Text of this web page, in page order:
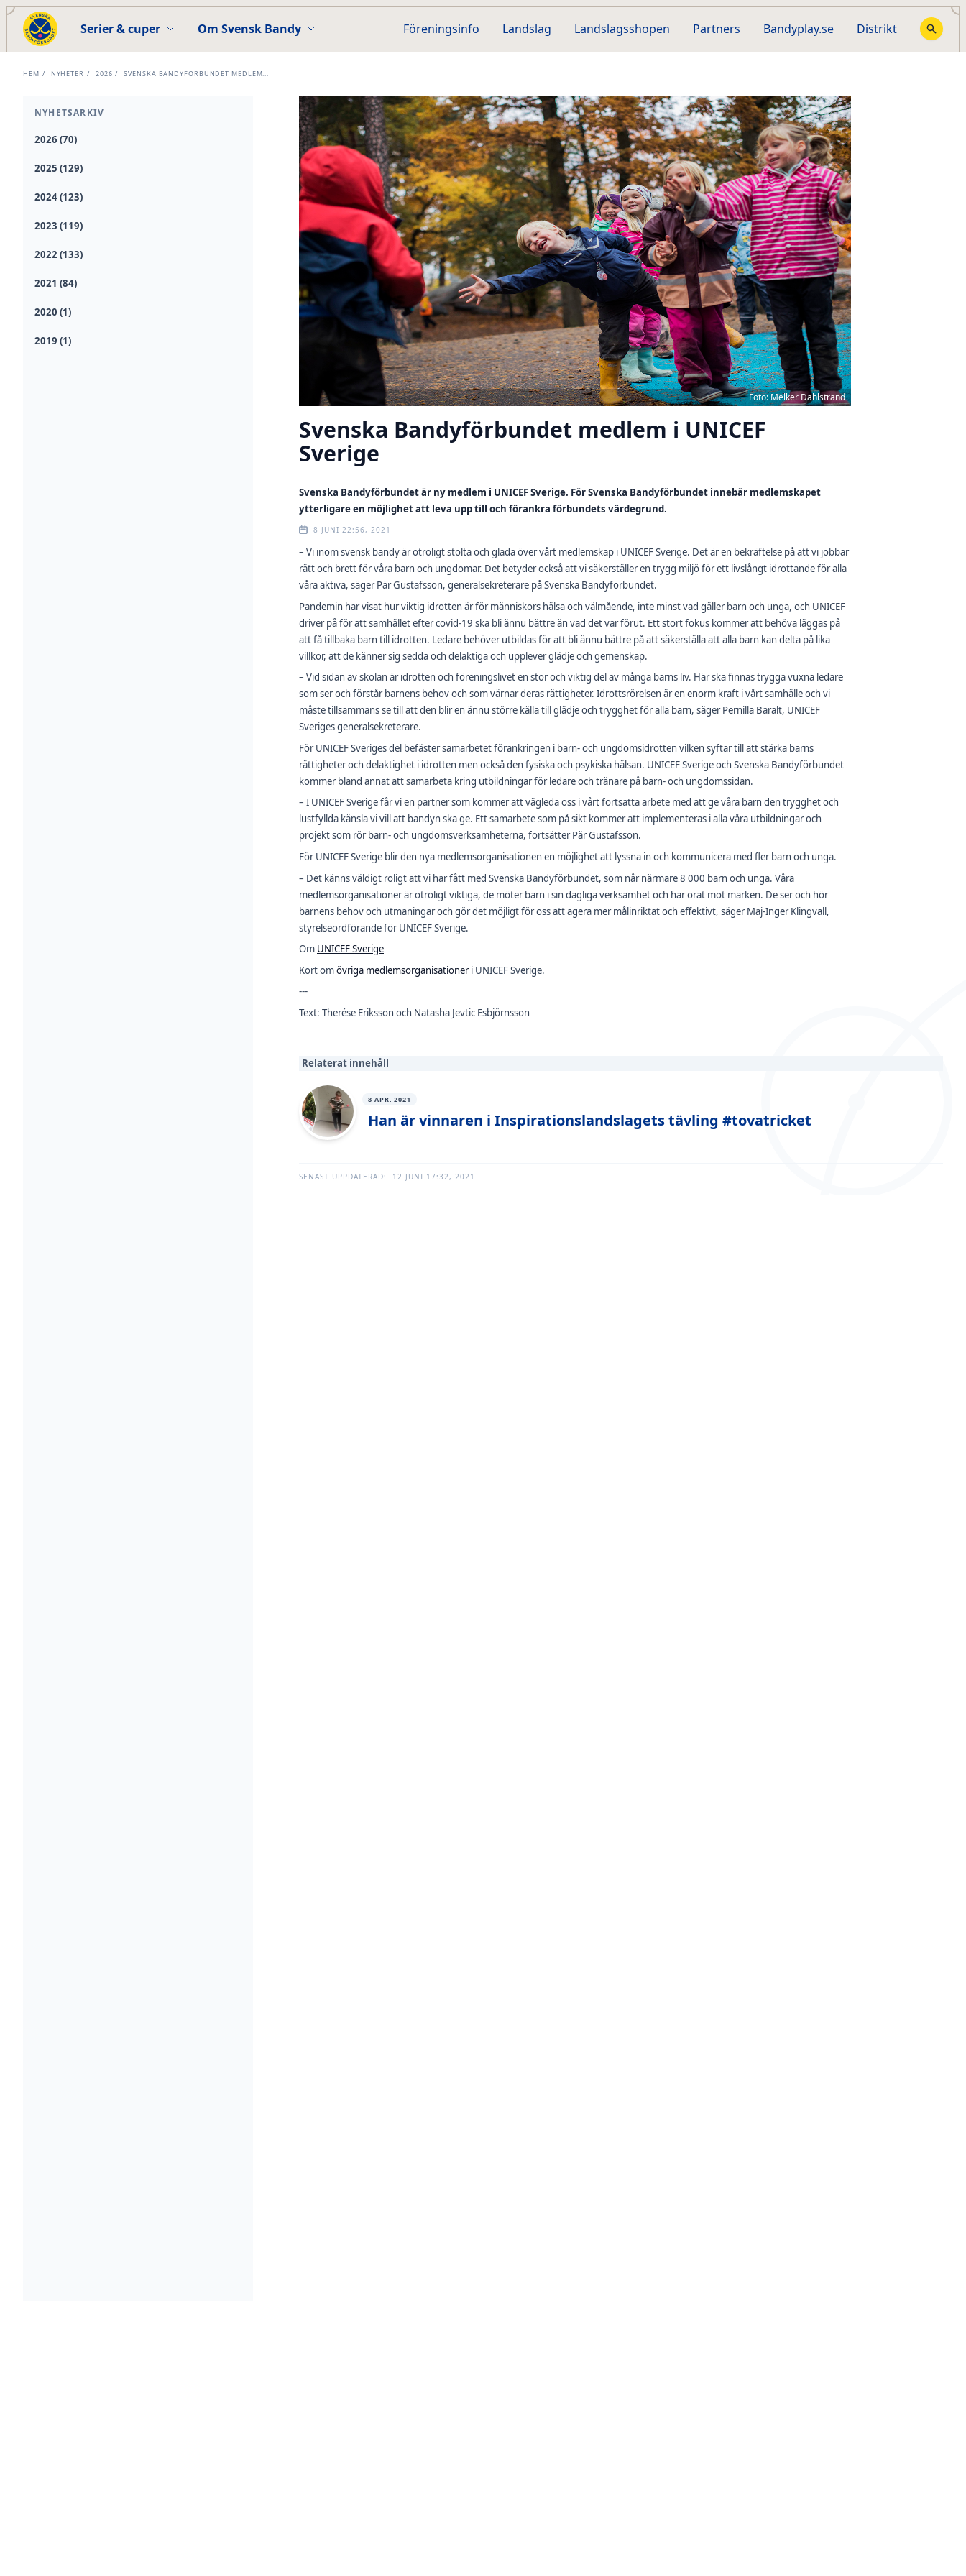
Serier & cuper Om Svensk Bandy Föreningsinfo Landslag Landslagsshopen Partners Bandyplay.se Distrikt
HEM / NYHETER / 2026 / SVENSKA BANDYFÖRBUNDET MEDLEM...
NYHETSARKIV
2026 (70)
2025 (129)
2024 (123)
2023 (119)
2022 (133)
2021 (84)
2020 (1)
2019 (1)
Foto: Melker Dahlstrand
Svenska Bandyförbundet medlem i UNICEF
Sverige
Svenska Bandyförbundet är ny medlem i UNICEF Sverige. För Svenska Bandyförbundet innebär medlemskapet
ytterligare en möjlighet att leva upp till och förankra förbundets värdegrund.
8 JUNI 22:56, 2021
– Vi inom svensk bandy är otroligt stolta och glada över vårt medlemskap i UNICEF Sverige. Det är en bekräftelse på att vi jobbar
rätt och brett för våra barn och ungdomar. Det betyder också att vi säkerställer en trygg miljö för ett livslångt idrottande för alla
våra aktiva, säger Pär Gustafsson, generalsekreterare på Svenska Bandyförbundet.
Pandemin har visat hur viktig idrotten är för människors hälsa och välmående, inte minst vad gäller barn och unga, och UNICEF
driver på för att samhället efter covid-19 ska bli ännu bättre än vad det var förut. Ett stort fokus kommer att behöva läggas på
att få tillbaka barn till idrotten. Ledare behöver utbildas för att bli ännu bättre på att säkerställa att alla barn kan delta på lika
villkor, att de känner sig sedda och delaktiga och upplever glädje och gemenskap.
– Vid sidan av skolan är idrotten och föreningslivet en stor och viktig del av många barns liv. Här ska finnas trygga vuxna ledare
som ser och förstår barnens behov och som värnar deras rättigheter. Idrottsrörelsen är en enorm kraft i vårt samhälle och vi
måste tillsammans se till att den blir en ännu större källa till glädje och trygghet för alla barn, säger Pernilla Baralt, UNICEF
Sveriges generalsekreterare.
För UNICEF Sveriges del befäster samarbetet förankringen i barn- och ungdomsidrotten vilken syftar till att stärka barns
rättigheter och delaktighet i idrotten men också den fysiska och psykiska hälsan. UNICEF Sverige och Svenska Bandyförbundet
kommer bland annat att samarbeta kring utbildningar för ledare och tränare på barn- och ungdomssidan.
– I UNICEF Sverige får vi en partner som kommer att vägleda oss i vårt fortsatta arbete med att ge våra barn den trygghet och
lustfyllda känsla vi vill att bandyn ska ge. Ett samarbete som på sikt kommer att implementeras i alla våra utbildningar och
projekt som rör barn- och ungdomsverksamheterna, fortsätter Pär Gustafsson.
För UNICEF Sverige blir den nya medlemsorganisationen en möjlighet att lyssna in och kommunicera med fler barn och unga.
– Det känns väldigt roligt att vi har fått med Svenska Bandyförbundet, som når närmare 8 000 barn och unga. Våra
medlemsorganisationer är otroligt viktiga, de möter barn i sin dagliga verksamhet och har örat mot marken. De ser och hör
barnens behov och utmaningar och gör det möjligt för oss att agera mer målinriktat och effektivt, säger Maj-Inger Klingvall,
styrelseordförande för UNICEF Sverige.
Om UNICEF Sverige
Kort omövriga medlemsorganisationeri UNICEF Sverige.
---
Text: Therése Eriksson och Natasha Jevtic Esbjörnsson
Relaterat innehåll
8 APR. 2021
Han är vinnaren i Inspirationslandslagets tävling #tovatricket
SENAST UPPDATERAD: 12 JUNI 17:32, 2021